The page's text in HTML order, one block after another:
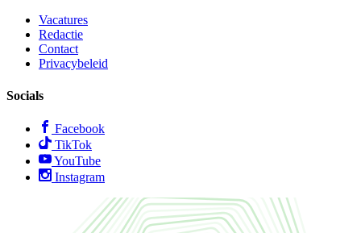
Vacatures
Redactie
Contact
Privacybeleid
Socials
Facebook
TikTok
YouTube
Instagram